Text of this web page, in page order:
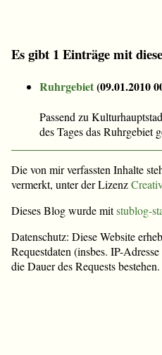
Es gibt 1 Einträge mit
Ruhrgebiet(09.01.2010
Passend zu
des Tages das Ruhrgebiet
Die von mir verfassten Inhalte
vermerkt, unter der Lizenz
Dieses Blog wurde mitstublog-
Datenschutz: Diese Website
Requestdaten (insbes. IP-
die Dauer des Requests bestehen.